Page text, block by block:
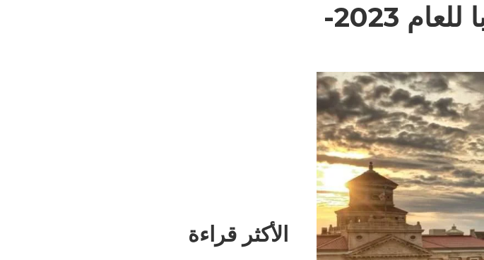
منح ممولة بالكامل من جامعة مانيتوبا للعام 2023-
الأكثر قراءة